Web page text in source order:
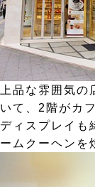
上品な雰囲気
いて、2階がカ
ディスプレイも
ームクーヘンを